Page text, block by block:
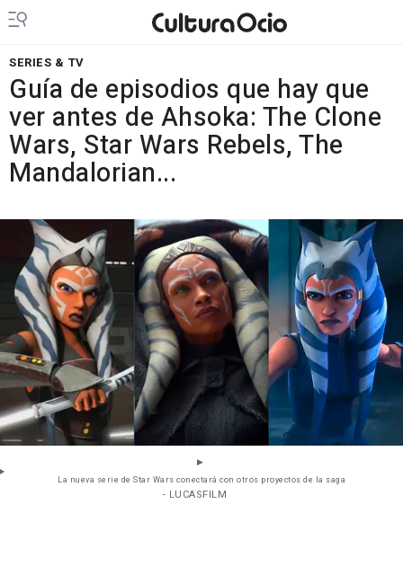
SERIES & TV
Guía de episodios que hay que
ver antes de Ahsoka: The Clone
Wars, Star Wars Rebels, The
Mandalorian...
La nueva serie de Star Wars conectará con otros proyectos de la saga
- LUCASFILM